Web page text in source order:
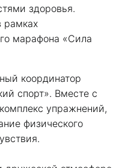
здоровья.
рамках
марафона «Сила
координатор
спорт». Вместе с
упражнений,
физического